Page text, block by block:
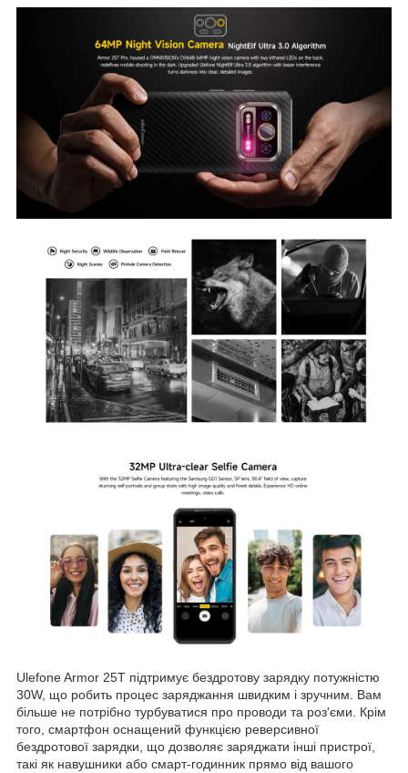
Ulefone Armor 25T підтримує бездротову зарядку потужністю
30W, що робить процес заряджання швидким і зручним. Вам
більше не потрібно турбуватися про проводи та роз'єми. Крім
того, смартфон оснащений функцією реверсивної
бездротової зарядки, що дозволяє заряджати інші пристрої,
такі як навушники або смарт-годинник прямо від вашого